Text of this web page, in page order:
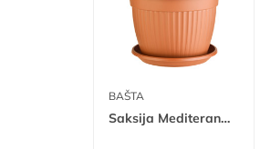
BAŠTA
Saksija Mediteran ø36